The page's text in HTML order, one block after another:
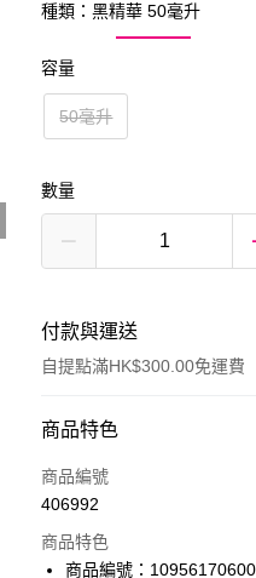
種類：黑精華 50毫升
容量
50毫升
數量
付款與運送
自提點滿HK$300.00免運費
付款方式
信用卡
AlipayHK
商品特色
商品編號
406992
商品特色
商品編號：